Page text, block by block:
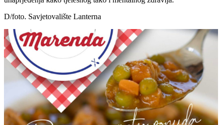
D/foto. Savjetovalište Lanterna